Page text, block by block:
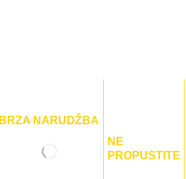
BRZA NARUDŽBA
NE
PROPUSTITE